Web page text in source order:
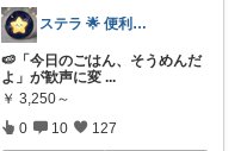
ステラ 🌟 便利グッズと素敵なアイテム
🍉「今日のごはん、そうめんだ
よ」が歓声に変 ...
￥ 3,250～
0 10 127